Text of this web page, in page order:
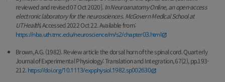
reviewed and revised 07 Oct 2020]. In Neuroanatomy Online, an open-access
electronic laboratory for the neurosciences. McGovern Medical School at
UTHealth; Accessed 2022 Oct 22. Available from:
https://nba.uth.tmc.edu/neuroscience/m/s2/chapter03.html
Brown, A.G. (1982). Review article the dorsal horn of the spinal cord. Quarterly
Journal of Experimental Physiology: Translation and Integration, 67(2), pp.193-
212. https://doi.org/10.1113/expphysiol.1982.sp002630